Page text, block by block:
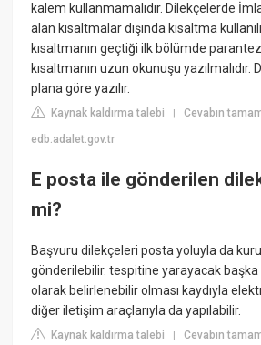
kalem kullanmamalıdır. Dilekçelerde
alan kısaltmalar dışında kısaltma
kısaltmanın geçtiği ilk bölümde
kısaltmanın uzun okunuşu yazılmalıdır.
plana göre yazılır.
Kaynak kaldırma talebi |Cevabın
edb.adalet.gov.tr
E posta ile gönderilen
mi?
Başvuru dilekçeleri posta yoluyla da
gönderilebilir. tespitine yarayacak başka
olarak belirlenebilir olması kaydıyla
diğer iletişim araçlarıyla da yapılabilir.
Kaynak kaldırma talebi |Cevabın